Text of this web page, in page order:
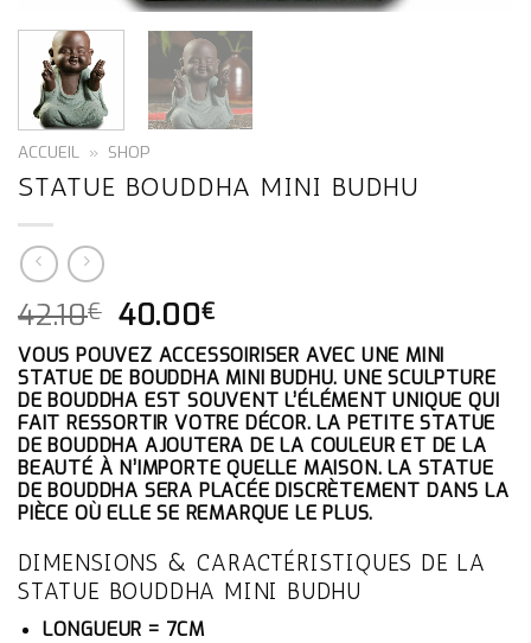
ACCUEIL » SHOP
STATUE BOUDDHA MINI BUDHU
42.10€ LE
PRIX
INITIAL
ÉTAIT :
42.10€.
40.00€LE
PRIX
ACTUEL
EST :
40.00€.
VOUS POUVEZ ACCESSOIRISER AVEC UNE MINI
STATUE DE BOUDDHA MINI BUDHU. UNE SCULPTURE
DE BOUDDHA EST SOUVENT L’ÉLÉMENT UNIQUE QUI
FAIT RESSORTIR VOTRE DÉCOR. LA PETITE STATUE
DE BOUDDHA AJOUTERA DE LA COULEUR ET DE LA
BEAUTÉ À N’IMPORTE QUELLE MAISON. LA STATUE
DE BOUDDHA SERA PLACÉE DISCRÈTEMENT DANS LA
PIÈCE OÙ ELLE SE REMARQUE LE PLUS.
DIMENSIONS & CARACTÉRISTIQUES DE LA
STATUE BOUDDHA MINI BUDHU
LONGUEUR = 7CM